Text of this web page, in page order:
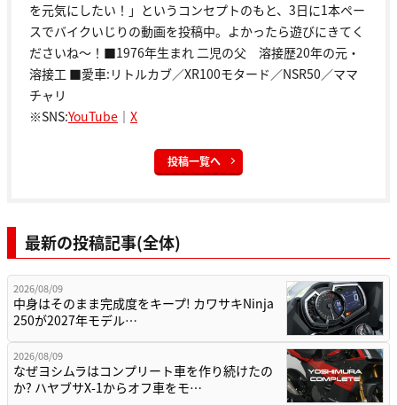
を元気にしたい！」というコンセプトのもと、3日に1本ペー
スでバイクいじりの動画を投稿中。よかったら遊びにきてく
ださいね～！■1976年生まれ 二児の父 溶接歴20年の元・
溶接工 ■愛車:リトルカブ／XR100モタード／NSR50／ママ
チャリ
※SNS:YouTube ｜ X
投稿一覧へ
最新の投稿記事(全体)
2026/08/09
中身はそのまま完成度をキープ! カワサキNinja
250が2027年モデル…
2026/08/09
なぜヨシムラはコンプリート車を作り続けたの
か? ハヤブサX-1からオフ車をモ…